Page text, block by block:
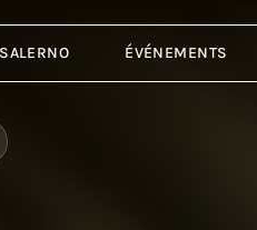
SALERNO ÉVÉNEMENTS